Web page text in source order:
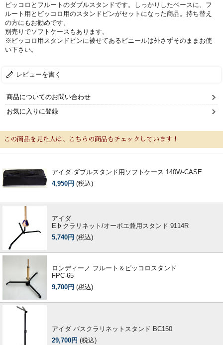
ピッコロとフルートのダブルスタンドです。しっかりしたベースに、フ
ルート用とピッコロ用のスタンドピンがセットになった商品。持ち替え
の方にもお勧めです。
別売りでソフトケースもあります。
※ピッコロ用スタンドピンに被せてあるビニールは外さずそのままお使
い下さい。
レビューを書く
商品についてのお問い合わせ
お気に入りに登録
この商品を見た人は、こちらの商品もチェックしています！
アイダ ダブルスタンド用ソフトケース 140W-CASE
4,950円 (税込)
アイダ
E♭クラリネット/オーボエ兼用スタンド 9114R
5,740円 (税込)
ロンディーノ フルート＆ピッコロスタンド
FPC-65
9,700円 (税込)
アイダ バスクラリネットスタンド BC150
29,700円 (税込)
お手入れ方法
選定者のご紹介
新規会員登録
ご利用ガイド
よくあるご質問 会社紹介
特定商取引法